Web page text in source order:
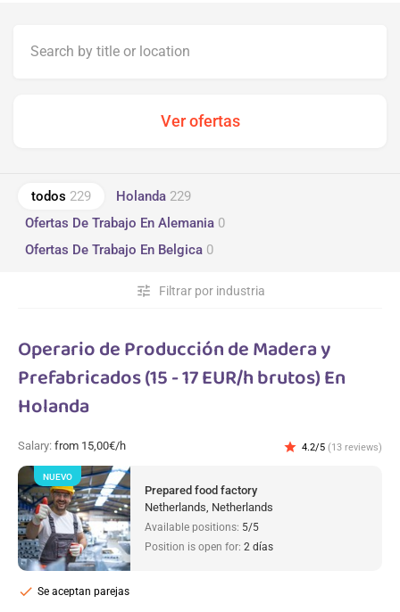
todos 229 Holanda 229
Ofertas De Trabajo En Alemania 0
Ofertas De Trabajo En Belgica 0
Filtrar por industria
tune
Operario de Producción de Madera y
Prefabricados (15 - 17 EUR/h brutos) En
Holanda
Salary: from 15,00€/h star 4.2/5 (13 reviews)
Prepared food factory
Netherlands, Netherlands
Available positions: 5/5
Position is open for: 2 días
Se aceptan parejas
check
NUEVO